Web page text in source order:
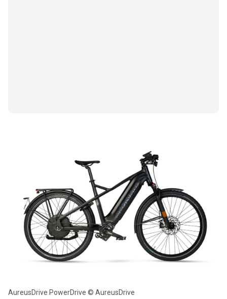
AureusDrive PowerDrive © AureusDrive